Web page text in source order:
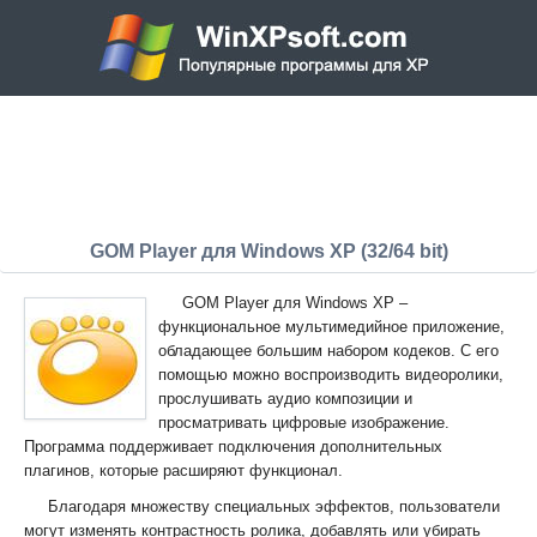
GOM Player для Windows XP (32/64 bit)
GOM Player для Windows XP –
функциональное мультимедийное приложение,
обладающее большим набором кодеков. С его
помощью можно воспроизводить видеоролики,
прослушивать аудио композиции и
просматривать цифровые изображение.
Программа поддерживает подключения дополнительных
плагинов, которые расширяют функционал.
Благодаря множеству специальных эффектов, пользователи
могут изменять контрастность ролика, добавлять или убирать